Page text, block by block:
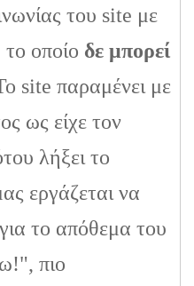
του site με
οποίο δε μπορεί
site παραμένει με
ως είχε τον
λήξει το
εργάζεται να
το απόθεμα του
πιο